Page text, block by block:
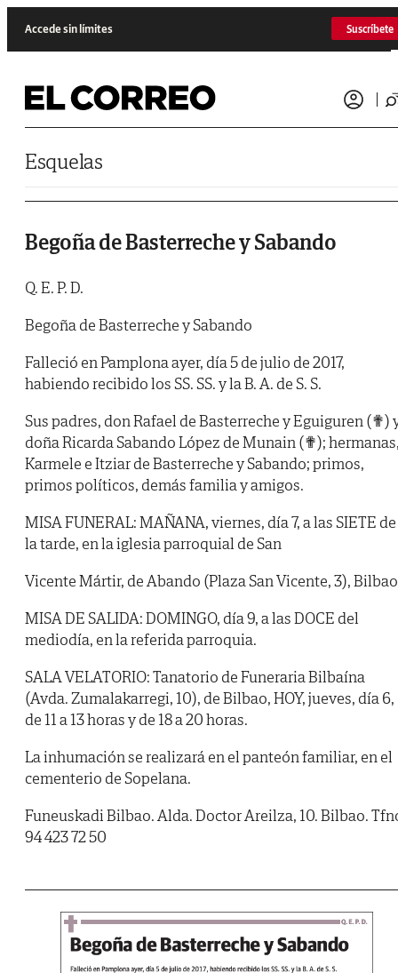
Accede sin límites Suscríbete
Esquelas
Begoña de Basterreche y Sabando
Q. E. P. D.
Begoña de Basterreche y Sabando
Falleció en Pamplona ayer, día 5 de julio de 2017,
habiendo recibido los SS. SS. y la B. A. de S. S.
Sus padres, don Rafael de Basterreche y Eguiguren (✟)
doña Ricarda Sabando López de Munain (✟);
Karmele e Itziar de Basterreche y Sabando; primos,
primos políticos, demás familia y amigos.
MISA FUNERAL: MAÑANA, viernes, día 7, a las SIETE de
la tarde, en la iglesia parroquial de San
Vicente Mártir, de Abando (Plaza San Vicente, 3),
MISA DE SALIDA: DOMINGO, día 9, a las DOCE del
mediodía, en la referida parroquia.
SALA VELATORIO: Tanatorio de Funeraria Bilbaína
(Avda. Zumalakarregi, 10), de Bilbao, HOY, jueves, día 6,
de 11 a 13 horas y de 18 a 20 horas.
La inhumación se realizará en el panteón familiar, en el
cementerio de Sopelana.
Funeuskadi Bilbao. Alda. Doctor Areilza, 10. Bilbao.
94 423 72 50